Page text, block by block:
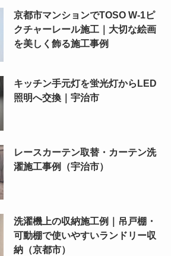
京都市マンションでTOSO W-1ピ
クチャーレール施工｜大切な絵画
を美しく飾る施工事例
キッチン手元灯を蛍光灯からLED
照明へ交換｜宇治市
レースカーテン取替・カーテン洗
濯施工事例（宇治市）
洗濯機上の収納施工例｜吊戸棚・
可動棚で使いやすいランドリー収
納（京都市）